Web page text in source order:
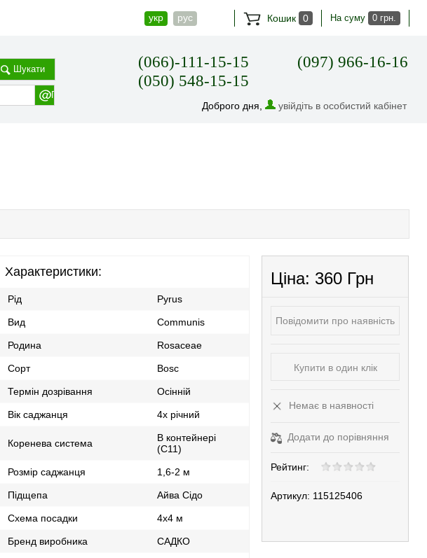
укр рус Кошик 0 На суму 0 грн.
Шукати
(066)-111-15-15
(050) 548-15-15
(097) 966-16-16
Доброго дня, увійдіть в особистий кабінет
Характеристики:
Рід Pyrus
Вид Communis
Родина Rosaceae
Сорт Bosc
Термін дозрівання Осінній
Вік саджанця 4х річний
Коренева система
В контейнері
(С11)
Розмір саджанця 1,6-2 м
Підщепа Айва Сідо
Схема посадки 4х4 м
Бренд виробника САДКО
Ціна: 360 Грн
Повідомити про наявність
Купити в один клік
Немає в наявності
Додати до порівняння
Рейтинг:
Артикул: 115125406